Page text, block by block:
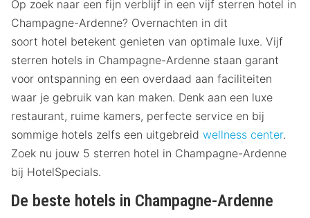
Op zoek naar een fijn verblijf in een vijf sterren hotel in
Champagne-Ardenne? Overnachten in dit
soort hotel betekent genieten van optimale luxe. Vijf
sterren hotels in Champagne-Ardenne staan garant
voor ontspanning en een overdaad aan faciliteiten
waar je gebruik van kan maken. Denk aan een luxe
restaurant, ruime kamers, perfecte service en bij
sommige hotels zelfs een uitgebreid wellness center.
Zoek nu jouw 5 sterren hotel in Champagne-Ardenne
bij HotelSpecials.
De beste hotels in Champagne-Ardenne